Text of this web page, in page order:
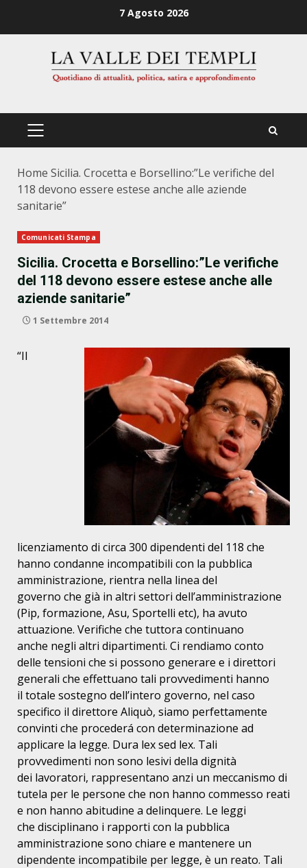
7 Agosto 2026
PRIMÄRES
Home Sicilia. Crocetta e Borsellino:”Le verifiche del
118 devono essere estese anche alle aziende
sanitarie”
Comunicati Stampa
Sicilia. Crocetta e Borsellino:”Le verifiche
del 118 devono essere estese anche alle
aziende sanitarie”
1 Settembre 2014
“Il
licenziamento di circa 300 dipendenti del 118 che
hanno condanne incompatibili con la pubblica
amministrazione, rientra nella linea del
governo che già in altri settori dell’amministrazione
(Pip, formazione, Asu, Sportelli etc), ha avuto
attuazione. Verifiche che tuttora continuano
anche negli altri dipartimenti. Ci rendiamo conto
delle tensioni che si possono generare e i direttori
generali che effettuano tali provvedimenti hanno
il totale sostegno dell’intero governo, nel caso
specifico il direttore Aliquò, siamo perfettamente
convinti che procederá con determinazione ad
applicare la legge. Dura lex sed lex. Tali
provvedimenti non sono lesivi della dignità
dei lavoratori, rappresentano anzi un meccanismo di
tutela per le persone che non hanno commesso reati
e non hanno abitudine a delinquere. Le leggi
che disciplinano i rapporti con la pubblica
amministrazione sono chiare e mantenere un
dipendente incompatibile per legge, è un reato. Tali